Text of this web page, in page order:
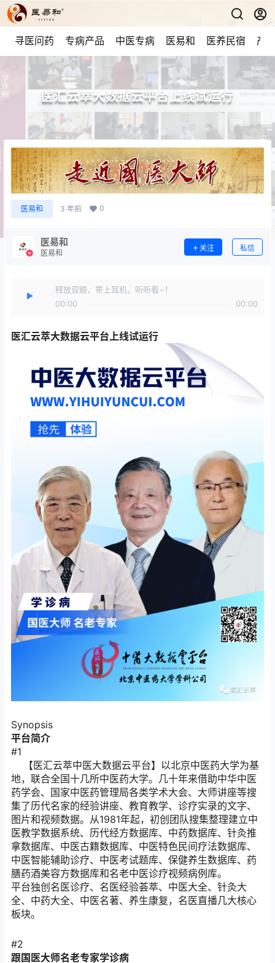
寻医问药 专病产品 中医专病 医易和 医养民宿 产
医汇云萃大数据云平台上线试运行
医易和 3 年前 0
医易和
医易和
关注 私信
释放双眼，带上耳机，听听看~！
00:00
00:00
医汇云萃大数据云平台上线试运行
Synopsis
平台简介
#1
【医汇云萃中医大数据云平台】以北京中医药大学为基
地，联合全国十几所中医药大学。几十年来借助中华中医
药学会、国家中医药管理局各类学术大会、大师讲座等搜
集了历代名家的经验讲座、教育教学、诊疗实录的文字、
图片和视频数据。从1981年起，初创团队搜集整理建立中
医教学数据系统、历代经方数据库、中药数据库、针灸推
拿数据库、中医古籍数据库、中医特色民间疗法数据库、
中医智能辅助诊疗、中医考试题库、保健养生数据库、药
膳药酒美容方数据库和名老中医诊疗视频病例库。
平台独创名医诊疗、名医经验荟萃、中医大全、针灸大
全、中药大全、中医名著、养生康复，名医直播几大核心
板块。
#2
跟国医大师名老专家学诊病